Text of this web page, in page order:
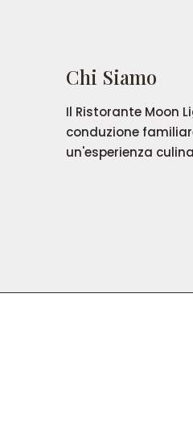
Chi Siamo
Il Ristorante Moon
conduzione
un'esperienza